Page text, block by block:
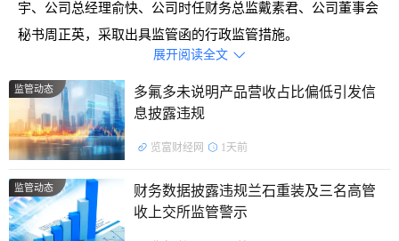
宇、公司总经理俞快、公司时任财务总监戴素君、公司董事会
秘书周正英，采取出具监管函的行政监管措施。
中间体、电子化学品为主的精细化学品的研发、生产、销售及
进出口贸易。
展开阅读全文 
监管动态
多氟多未说明产品营收占比偏低引发信
息披露违规
览富财经网 1天前
监管动态
财务数据披露违规兰石重装及三名高管
收上交所监管警示